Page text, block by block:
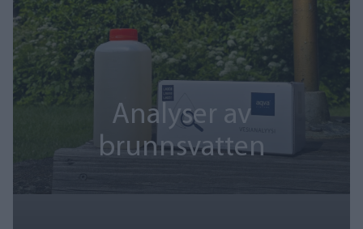
Analyser av
brunnsvatten